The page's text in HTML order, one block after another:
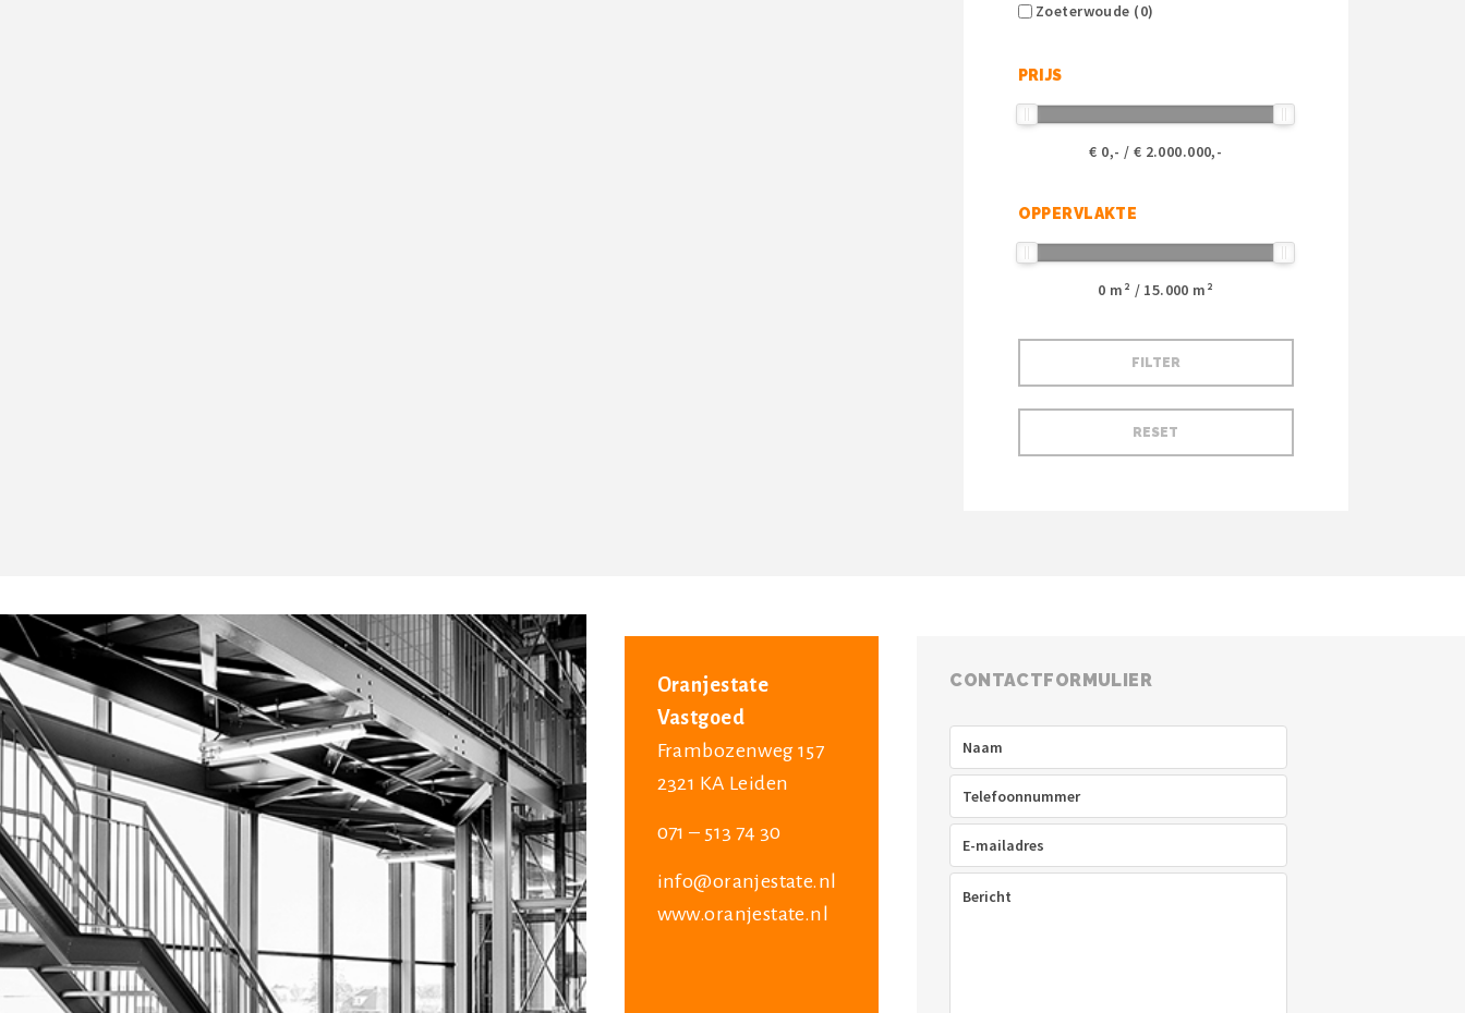
Zoeterwoude (0)
PRIJS
€ 0,- / € 2.000.000,-
OPPERVLAKTE
0 m² / 15.000 m²
Oranjestate
Vastgoed
Frambozenweg 157
2321 KA Leiden
071 – 513 74 30
info@oranjestate.nl
www.oranjestate.nl
CONTACTFORMULIER
Telefoon
mailadres(Vereist)